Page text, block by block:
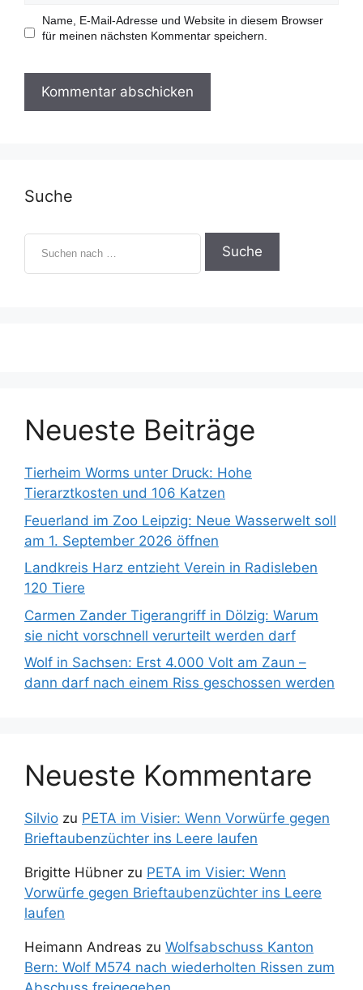
A
s
i
Name, E-Mail-Adresse und Website in diesem Browser
für meinen nächsten Kommentar speichern.
Suche
S
c
Neueste Beiträge
Tierheim Worms unter Druck: Hohe
Tierarztkosten und 106 Katzen
Feuerland im Zoo Leipzig: Neue Wasserwelt soll
am 1. September 2026 öffnen
Landkreis Harz entzieht Verein in Radisleben
120 Tiere
Carmen Zander Tigerangriff in Dölzig: Warum
sie nicht vorschnell verurteilt werden darf
Wolf in Sachsen: Erst 4.000 Volt am Zaun –
dann darf nach einem Riss geschossen werden
Neueste Kommentare
Silvio zu PETA im Visier: Wenn Vorwürfe gegen
Brieftaubenzüchter ins Leere laufen
Brigitte Hübner zu PETA im Visier: Wenn
Vorwürfe gegen Brieftaubenzüchter ins Leere
laufen
Heimann Andreas zu Wolfsabschuss Kanton
Bern: Wolf M574 nach wiederholten Rissen zum